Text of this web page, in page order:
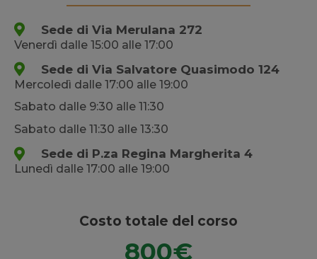
Sede di Via Merulana 272
Venerdì dalle 15:00 alle 17:00
Sede di Via Salvatore Quasimodo 124
Mercoledì dalle 17:00 alle 19:00
Sabato dalle 9:30 alle 11:30
Sabato dalle 11:30 alle 13:30
Sede di P.za Regina Margherita 4
Lunedì dalle 17:00 alle 19:00
Costo totale del corso
800€